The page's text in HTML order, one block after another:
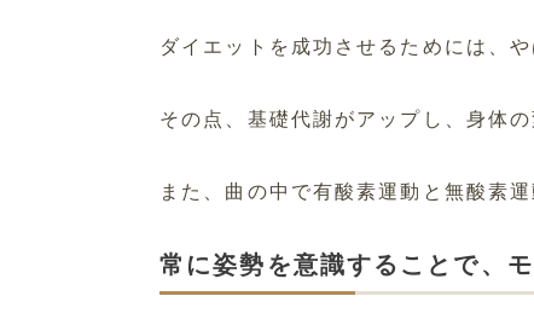
ダイエットを成功させるためには、
その点、基礎代謝がアップし、身体
また、曲の中で有酸素運動と無酸素
常に姿勢を意識することで、